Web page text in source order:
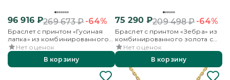
96 916₽269 673₽-64%
Браслет с принтом «Гусиная
лапка» из комбинированного
золота с фианитами и эмалью
Нет оценок
В корзину
75 290₽209 498₽-64%
Браслет с принтом «Зебра» из
комбинированного золота с
фианитами и эмалью
Нет оценок
В корзину